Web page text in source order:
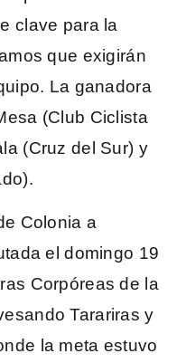
clave para la
que exigirán
La ganadora
(Club Ciclista
(Cruz del Sur) y
Colonia a
el domingo 19
Corpóreas de la
Tarariras y
la meta estuvo